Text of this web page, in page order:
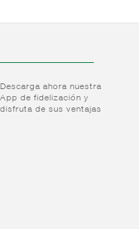
Descarga ahora nuestra
App de fidelización y
disfruta de sus ventajas